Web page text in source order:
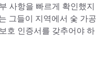
사항을 빠르게 확인했지
그들이 지역에서 숯 가공
호 인증서를 갖추어야 하